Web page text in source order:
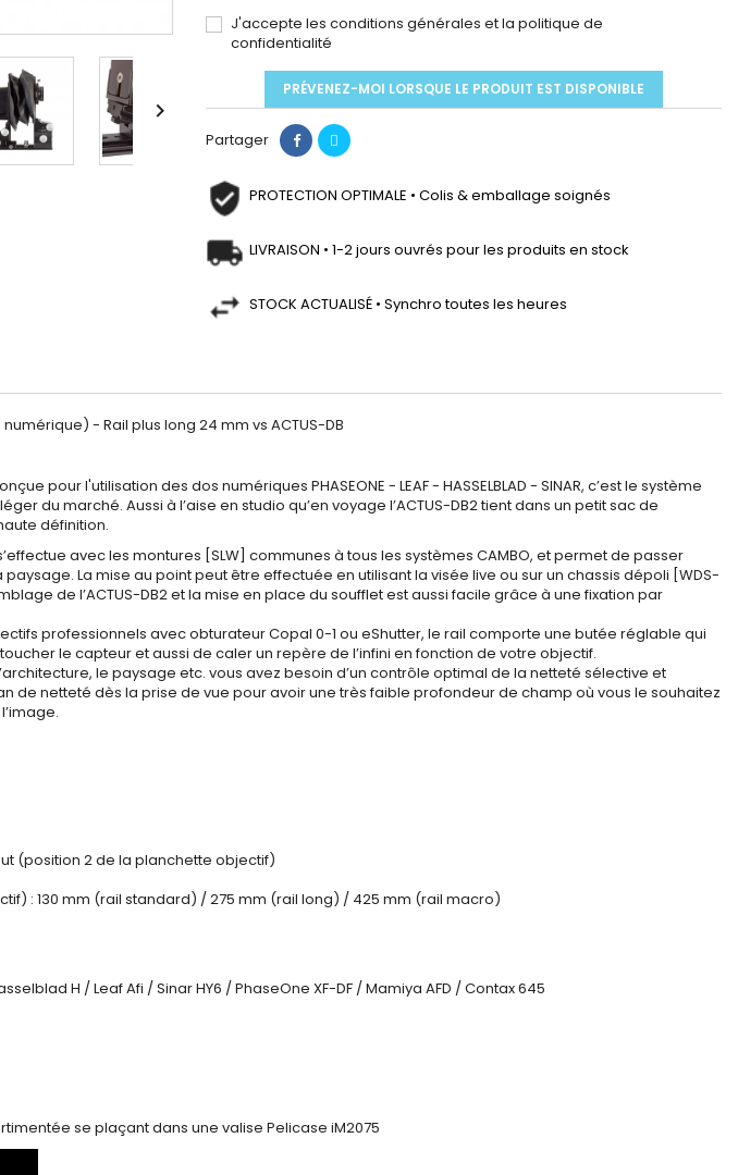

J'accepte les conditions générales et la politique de
confidentialité
PRÉVENEZ-MOI LORSQUE LE PRODUIT EST DISPONIBLE
Partager
PROTECTION OPTIMALE • Colis & emballage soignés
LIVRAISON • 1-2 jours ouvrés pour les produits en stock
STOCK ACTUALISÉ • Synchro toutes les heures
- Rail plus long 24 mm vs ACTUS-DB
pour l'utilisation des dos numériques PHASEONE - LEAF - HASSELBLAD - SINAR, c’est le système
du marché. Aussi à l’aise en studio qu’en voyage l’ACTUS-DB2 tient dans un petit sac de
définition.
avec les montures [SLW] communes à tous les systèmes CAMBO, et permet de passer
La mise au point peut être effectuée en utilisant la visée live ou sur un chassis dépoli [WDS-
de l’ACTUS-DB2 et la mise en place du soufflet est aussi facile grâce à une fixation par
professionnels avec obturateur Copal 0-1 ou eShutter, le rail comporte une butée réglable qui
le capteur et aussi de caler un repère de l’infini en fonction de votre objectif.
le paysage etc. vous avez besoin d’un contrôle optimal de la netteté sélective et
de netteté dès la prise de vue pour avoir une très faible profondeur de champ où vous le souhaitez
(position 2 de la planchette objectif)
: 130 mm (rail standard) / 275 mm (rail long) / 425 mm (rail macro)
H / Leaf Afi / Sinar HY6 / PhaseOne XF-DF / Mamiya AFD / Contax 645
se plaçant dans une valise Pelicase iM2075